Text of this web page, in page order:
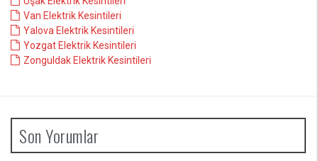
Van Elektrik Kesintileri
Yalova Elektrik Kesintileri
Yozgat Elektrik Kesintileri
Zonguldak Elektrik Kesintileri
Son Yorumlar